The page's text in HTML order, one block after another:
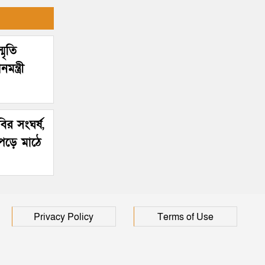
সংঘর্ষ,
মাঠে
Privacy Policy Terms of Use